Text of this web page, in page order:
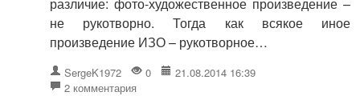
не рукотворно. Тогда как всякое иное
произведение ИЗО – рукотворное…
SergeK1972 0
21.08.2014 16:39
2 комментария